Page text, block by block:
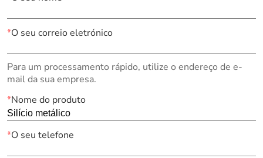
*O seu correio eletrónico
Para um processamento rápido, utilize o endereço de e-
mail da sua empresa.
*Nome do produto
*O seu telefone